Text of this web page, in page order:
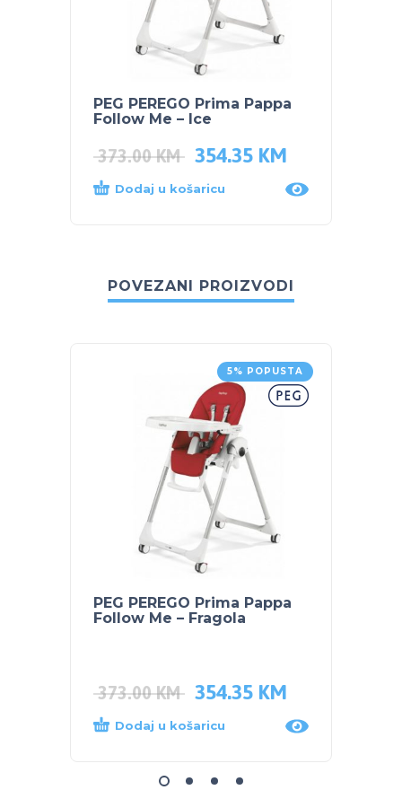
PEG PEREGO Prima Pappa
Follow Me – Ice
373.00KM 354.35 KM
Dodaj u košaricu
POVEZANI PROIZVODI
5% POPUSTA
PEG PEREGO Prima Pappa
Follow Me – Fragola
373.00KM 354.35 KM
Dodaj u košaricu